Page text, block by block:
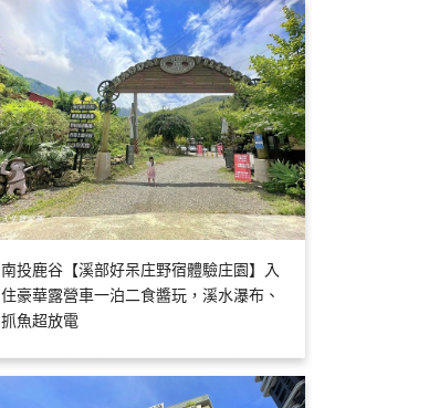
南投鹿谷【溪部好呆庄野宿體驗庄園】入
住豪華露營車一泊二食醬玩，溪水瀑布、
抓魚超放電